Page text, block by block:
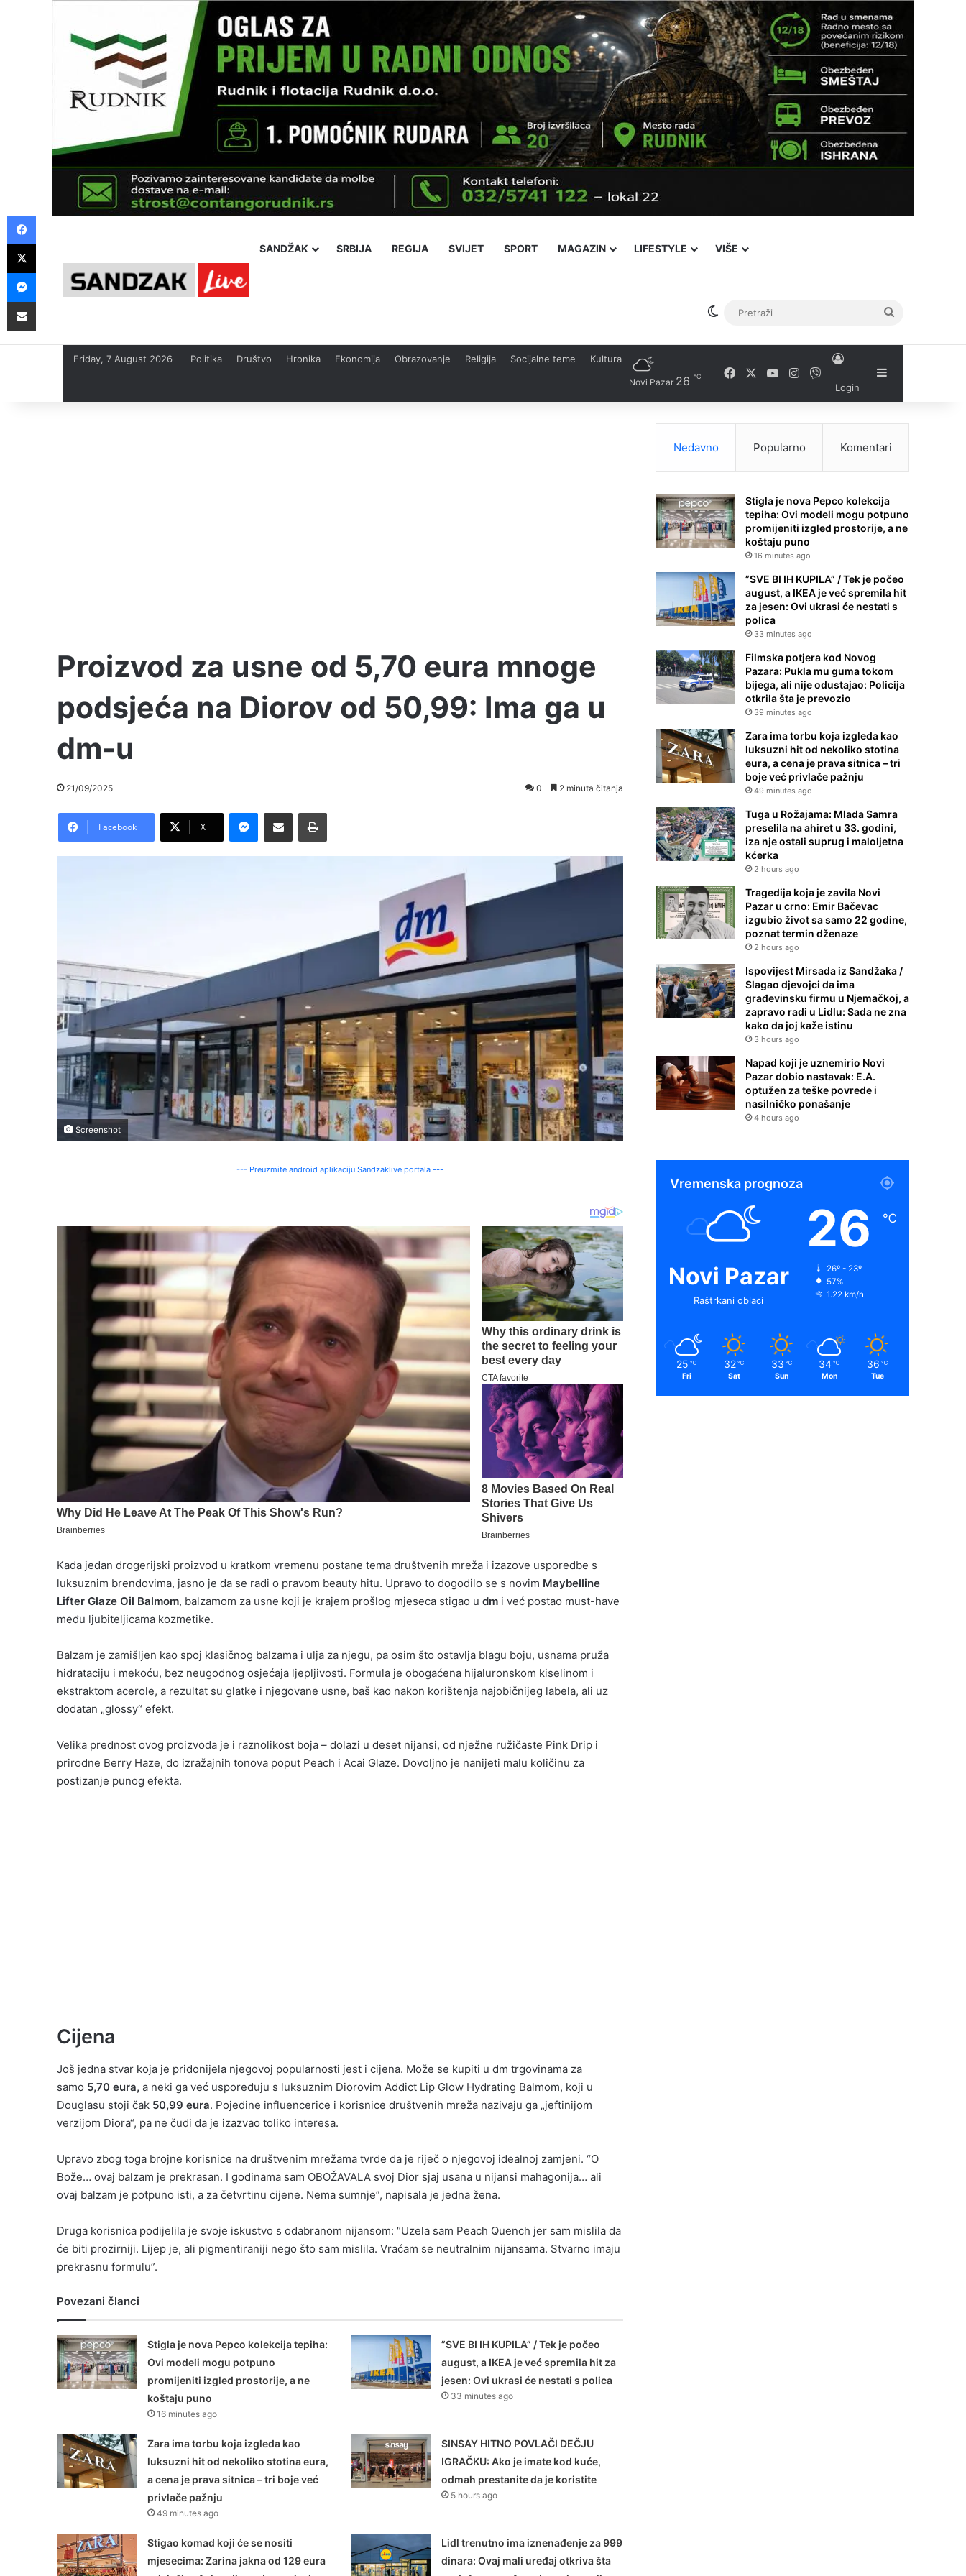
SANDŽAK SRBIJA REGIJA SVIJET SPORT MAGAZIN LIFESTYLE VIŠE
Switch skin
Friday, 7 August 2026 Politika Društvo Hronika Ekonomija Obrazovanje Religija Socijalne teme Kultura
Novi Pazar 26 ℃ FacebookYouTubeInstagram
Login
Sidebar
Proizvod za usne od 5,70 eura mnoge
podsjeća na Diorov od 50,99: Ima ga u
dm-u
21/09/2025 0 2 minuta čitanja
Facebook X
Messenger
Pošalji preko E-Maila Printaj
Screenshot
--- Preuzmite android aplikaciju Sandzaklive portala ---
Kada jedan drogerijski proizvod u kratkom vremenu postane tema društvenih mreža i izazove usporedbe s
luksuznim brendovima, jasno je da se radi o pravom beauty hitu. Upravo to dogodilo se s novim Maybelline
Lifter Glaze Oil Balmom, balzamom za usne koji je krajem prošlog mjeseca stigao u dm i već postao must-have
među ljubiteljicama kozmetike.
Balzam je zamišljen kao spoj klasičnog balzama i ulja za njegu, pa osim što ostavlja blagu boju, usnama pruža
hidrataciju i mekoću, bez neugodnog osjećaja ljepljivosti. Formula je obogaćena hijaluronskom kiselinom i
ekstraktom acerole, a rezultat su glatke i njegovane usne, baš kao nakon korištenja najobičnijeg labela, ali uz
dodatan „glossy“ efekt.
Velika prednost ovog proizvoda je i raznolikost boja – dolazi u deset nijansi, od nježne ružičaste Pink Drip i
prirodne Berry Haze, do izražajnih tonova poput Peach i Acai Glaze. Dovoljno je nanijeti malu količinu za
postizanje punog efekta.
Cijena
Još jedna stvar koja je pridonijela njegovoj popularnosti jest i cijena. Može se kupiti u dm trgovinama za
samo 5,70 eura, a neki ga već uspoređuju s luksuznim Diorovim Addict Lip Glow Hydrating Balmom, koji u
Douglasu stoji čak 50,99 eura. Pojedine influencerice i korisnice društvenih mreža nazivaju ga „jeftinijom
verzijom Diora“, pa ne čudi da je izazvao toliko interesa.
Upravo zbog toga brojne korisnice na društvenim mrežama tvrde da je riječ o njegovoj idealnoj zamjeni. “O
Bože… ovaj balzam je prekrasan. I godinama sam OBOŽAVALA svoj Dior sjaj usana u nijansi mahagonija… ali
ovaj balzam je potpuno isti, a za četvrtinu cijene. Nema sumnje”, napisala je jedna žena.
Druga korisnica podijelila je svoje iskustvo s odabranom nijansom: “Uzela sam Peach Quench jer sam mislila da
će biti prozirniji. Lijep je, ali pigmentiraniji nego što sam mislila. Vraćam se neutralnim nijansama. Stvarno imaju
prekrasnu formulu”.
Povezani članci
Stigla je nova Pepco kolekcija tepiha:
Ovi modeli mogu potpuno
promijeniti izgled prostorije, a ne
koštaju puno
16 minutes ago
”SVE BI IH KUPILA” / Tek je počeo
august, a IKEA je već spremila hit za
jesen: Ovi ukrasi će nestati s polica
33 minutes ago
Zara ima torbu koja izgleda kao
luksuzni hit od nekoliko stotina eura,
a cena je prava sitnica – tri boje već
privlače pažnju
49 minutes ago
SINSAY HITNO POVLAČI DEČJU
IGRAČKU: Ako je imate kod kuće,
odmah prestanite da je koristite
5 hours ago
Stigao komad koji će se nositi
mjesecima: Zarina jakna od 129 eura
Lidl trenutno ima iznenađenje za 999
dinara: Ovaj mali uređaj otkriva šta
Nedavno Popularno Komentari
Stigla je nova Pepco kolekcija
tepiha: Ovi modeli mogu potpuno
promijeniti izgled prostorije, a ne
koštaju puno
16 minutes ago
”SVE BI IH KUPILA” / Tek je počeo
august, a IKEA je već spremila hit
za jesen: Ovi ukrasi će nestati s
polica
33 minutes ago
Filmska potjera kod Novog
Pazara: Pukla mu guma tokom
bijega, ali nije odustajao: Policija
otkrila šta je prevozio
39 minutes ago
Zara ima torbu koja izgleda kao
luksuzni hit od nekoliko stotina
eura, a cena je prava sitnica – tri
boje već privlače pažnju
49 minutes ago
Tuga u Rožajama: Mlada Samra
preselila na ahiret u 33. godini,
iza nje ostali suprug i maloljetna
kćerka
2 hours ago
Tragedija koja je zavila Novi
Pazar u crno: Emir Bačevac
izgubio život sa samo 22 godine,
poznat termin dženaze
2 hours ago
Ispovijest Mirsada iz Sandžaka /
Slagao djevojci da ima
građevinsku firmu u Njemačkoj, a
zapravo radi u Lidlu: Sada ne zna
kako da joj kaže istinu
3 hours ago
Napad koji je uznemirio Novi
Pazar dobio nastavak: E.A.
optužen za teške povrede i
nasilničko ponašanje
4 hours ago
Vremenska prognoza
Novi Pazar
Raštrkani oblaci
26 ℃
26º - 23º
57%
1.22 km/h
25 ℃
Fri
32 ℃
Sat
33 ℃
Sun
34 ℃
Mon
36 ℃
Tue
Facebook
X
Messenger
Pošalji preko E-Maila